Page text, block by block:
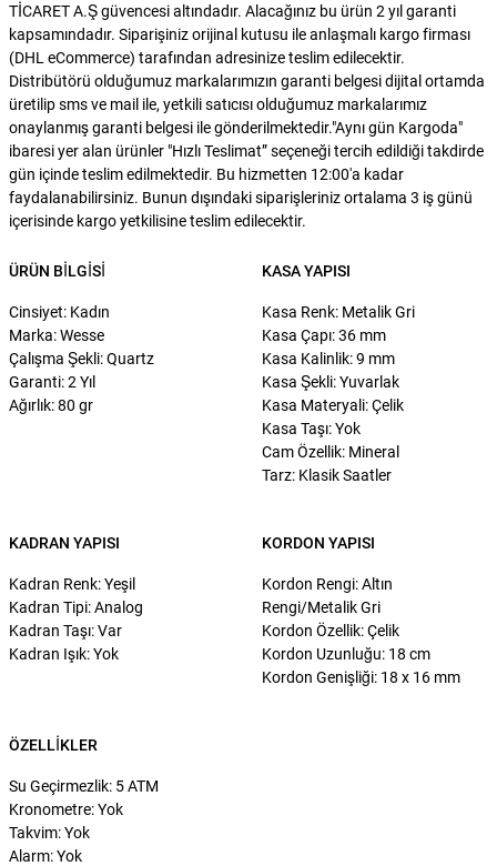
TİCARET A.Ş güvencesi altındadır. Alacağınız bu ürün 2 yıl garanti
kapsamındadır. Siparişiniz orijinal kutusu ile anlaşmalı kargo firması
(DHL eCommerce) tarafından adresinize teslim edilecektir.
Distribütörü olduğumuz markalarımızın garanti belgesi dijital ortamda
üretilip sms ve mail ile, yetkili satıcısı olduğumuz markalarımız
onaylanmış garanti belgesi ile gönderilmektedir."Aynı gün Kargoda"
ibaresi yer alan ürünler "Hızlı Teslimat” seçeneği tercih edildiği takdirde
gün içinde teslim edilmektedir. Bu hizmetten 12:00'a kadar
faydalanabilirsiniz. Bunun dışındaki siparişleriniz ortalama 3 iş günü
içerisinde kargo yetkilisine teslim edilecektir.
ÜRÜN BILGISI
Cinsiyet: Kadın
Marka: Wesse
Çalışma Şekli: Quartz
Garanti: 2 Yıl
Ağırlık: 80 gr
KASA YAPISI
Kasa Renk: Metalik Gri
Kasa Çapı: 36 mm
Kasa Kalinlik: 9 mm
Kasa Şekli: Yuvarlak
Kasa Materyali: Çelik
Kasa Taşı: Yok
Cam Özellik: Mineral
Tarz: Klasik Saatler
KADRAN YAPISI
Kadran Renk: Yeşil
Kadran Tipi: Analog
Kadran Taşı: Var
Kadran Işık: Yok
KORDON YAPISI
Kordon Rengi: Altın
Rengi/Metalik Gri
Kordon Özellik: Çelik
Kordon Uzunluğu: 18 cm
Kordon Genişliği: 18 x 16 mm
ÖZELLIKLER
Su Geçirmezlik: 5 ATM
Kronometre: Yok
Takvim: Yok
Alarm: Yok